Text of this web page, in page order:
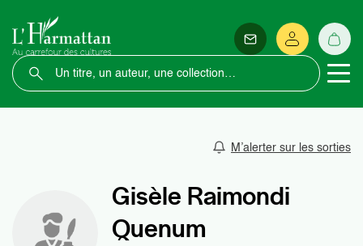
M’alerter sur les sorties
Gisèle Raimondi
Quenum